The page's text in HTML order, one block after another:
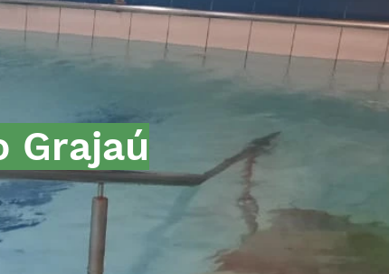
Grajaú